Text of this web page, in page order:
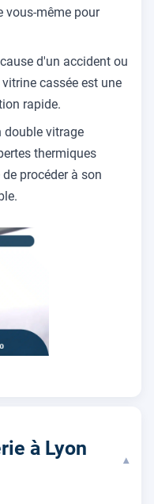
vous-même pour
d'un accident ou
cassée est une
rapide.
double vitrage
thermiques
procéder à son
à Lyon
▾